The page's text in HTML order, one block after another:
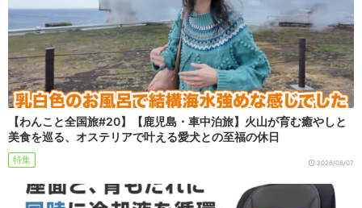
【わんこと全国旅#20】【鹿児島・車中泊旅】火山が育む癒やしと
美食を巡る、オステリアで叶える愛犬との至福の休日
特集 2026/08/07